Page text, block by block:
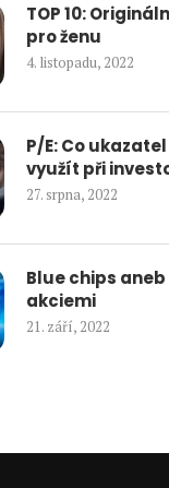
TOP 10:
pro ženu
4. listopadu, 2022
P/E: Co
využít při
27. srpna, 2022
Blue chips aneb
akciemi
21. září, 2022